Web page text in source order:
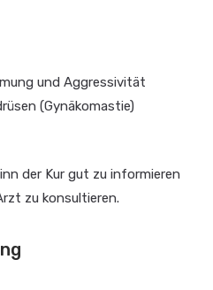
und Aggressivität
(Gynäkomastie)
der Kur gut zu informieren
zu konsultieren.